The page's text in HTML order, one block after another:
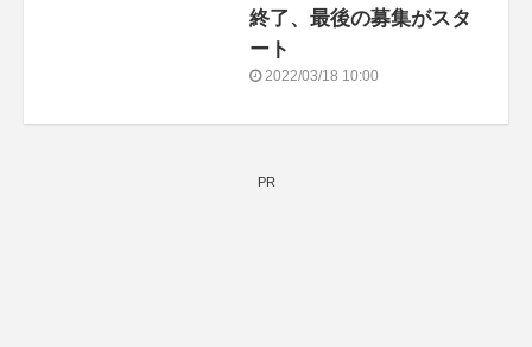
終了、最後の募集がスタ
ート
2022/03/18 10:00
PR